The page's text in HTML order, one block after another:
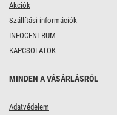
Akciók
Szállítási információk
INFOCENTRUM
KAPCSOLATOK
MINDEN A VÁSÁRLÁSRÓL
Adatvédelem